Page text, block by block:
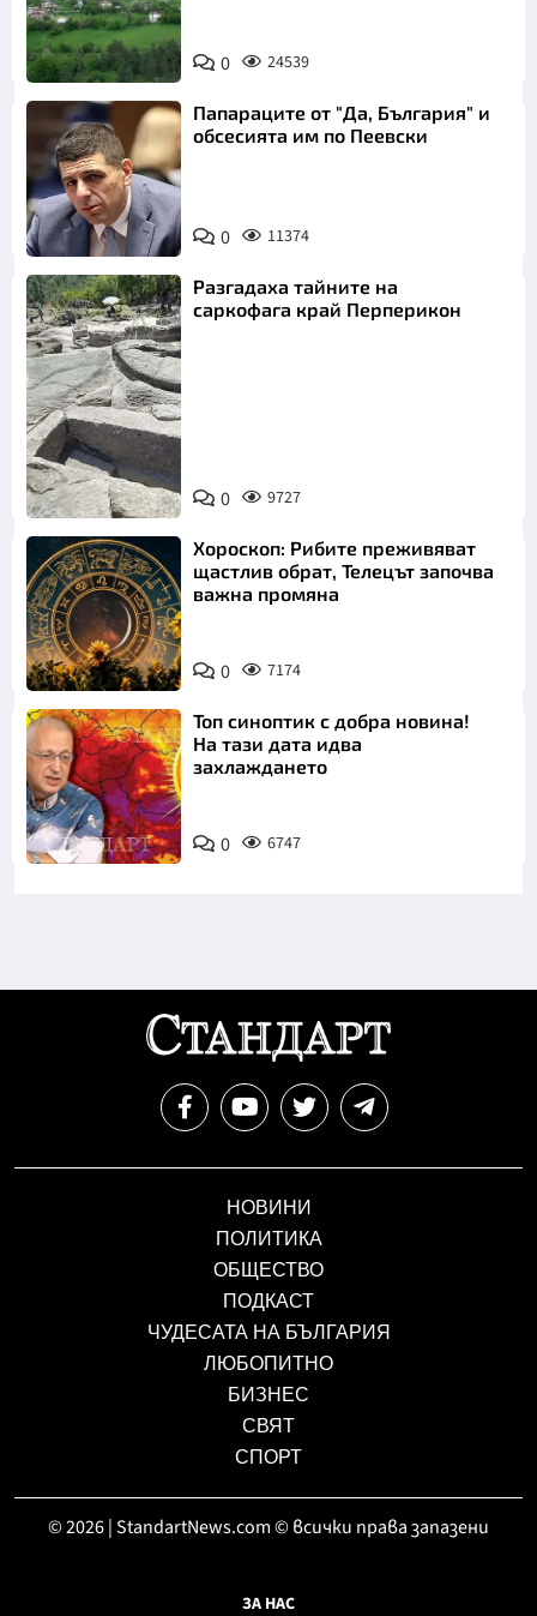
0 24539
Папараците от "Да, България" и
обсесията им по Пеевски
0 11374
Снимка:
Bulgaria ON
AIR
Разгадаха тайните на
саркофага край Перперикон
0 9727
Хороскоп: Рибите преживяват
щастлив обрат, Телецът започва
важна промяна
0 7174
Топ синоптик с добра новина!
На тази дата идва
захлаждането
0 6747
НОВИНИ
ПОЛИТИКА
ОБЩЕСТВО
ПОДКАСТ
ЧУДЕСАТА НА БЪЛГАРИЯ
ЛЮБОПИТНО
БИЗНЕС
СВЯТ
СПОРТ
© 2026 | StandartNews.com © всички права запазени
ЗА НАС